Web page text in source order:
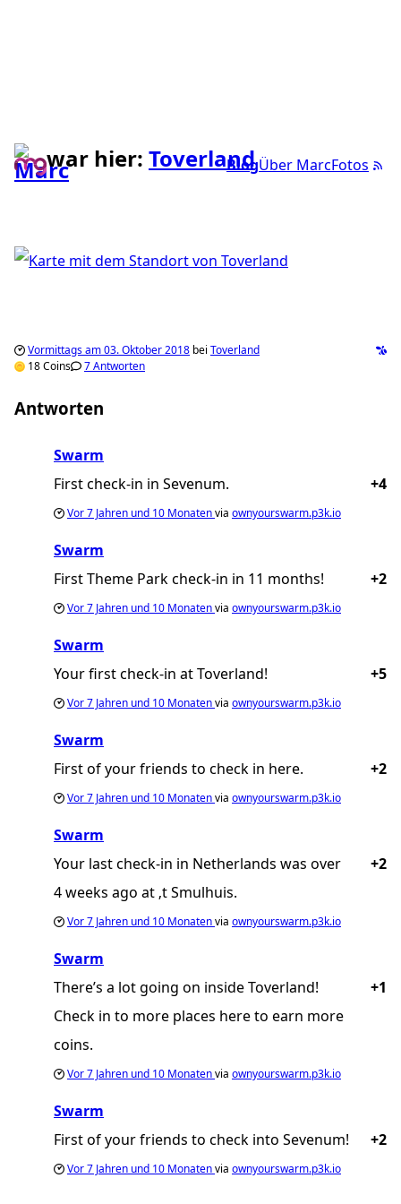
BlogÜber MarcFotos
war hier: Toverland
Vormittags am 03. Oktober 2018 bei Toverland
18 Coins
7 Antworten
Antworten
Swarm
+4
First check-in in Sevenum.
Vor7 Jahren und 10 Monatenvia ownyourswarm.p3k.io
Swarm
+2
First Theme Park check-in in 11 months!
Vor7 Jahren und 10 Monatenvia ownyourswarm.p3k.io
Swarm
+5
Your first check-in at Toverland!
Vor7 Jahren und 10 Monatenvia ownyourswarm.p3k.io
Swarm
+2
First of your friends to check in here.
Vor7 Jahren und 10 Monatenvia ownyourswarm.p3k.io
Swarm
+2
Your last check-in in Netherlands was over
4 weeks ago at ‚t Smulhuis.
Vor7 Jahren und 10 Monatenvia ownyourswarm.p3k.io
Swarm
+1
There’s a lot going on inside Toverland!
Check in to more places here to earn more
coins.
Vor7 Jahren und 10 Monatenvia ownyourswarm.p3k.io
Swarm
+2
First of your friends to check into Sevenum!
Vor7 Jahren und 10 Monatenvia ownyourswarm.p3k.io